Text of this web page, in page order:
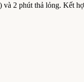
2 phút thả lỏng. Kết